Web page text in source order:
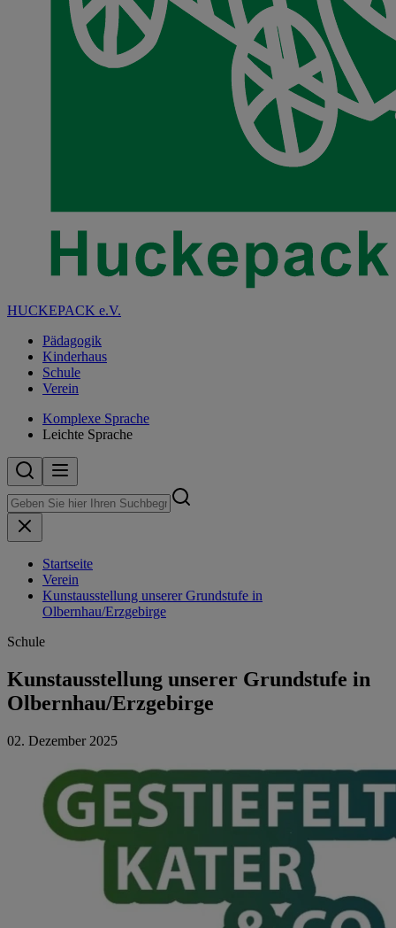
HUCKEPACK e.V.
Pädagogik
Kinderhaus
Schule
Verein
Komplexe Sprache
Leichte Sprache
Startseite
Verein
Kunstausstellung unserer Grundstufe in
Olbernhau/Erzgebirge
Schule
Kunstausstellung unserer Grundstufe in
Olbernhau/Erzgebirge
02. Dezember 2025